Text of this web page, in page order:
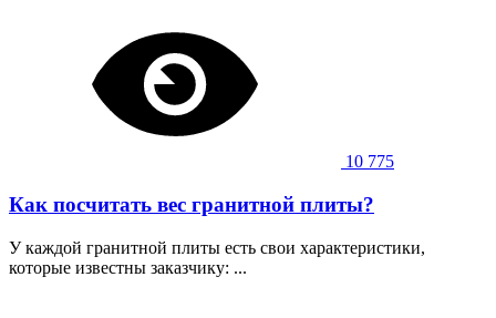
10 775
Как посчитать вес гранитной плиты?
У каждой гранитной плиты есть свои характеристики,
которые известны заказчику: ...